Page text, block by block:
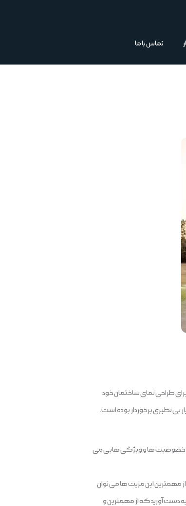
تماس با ما
طراحی نمای ساختمان خود
بی نظیری برخوردار بوده است.
چه خصوصیت ها و ویژگی هایی می
مهمترین این مزیت ها می توان
دست آورید که از مهمترین و